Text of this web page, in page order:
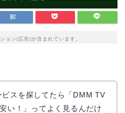
ョン(広告)が含まれています。
ビスを探してたら「DMM TV
い！」ってよく見るんだけ